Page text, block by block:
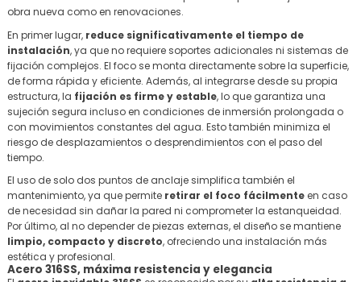
obra nueva como en renovaciones.
En primer lugar, reduce significativamente el tiempo de
instalación, ya que no requiere soportes adicionales ni sistemas de
fijación complejos. El foco se monta directamente sobre la superficie,
de forma rápida y eficiente. Además, al integrarse desde su propia
estructura, la fijación es firme y estable, lo que garantiza una
sujeción segura incluso en condiciones de inmersión prolongada o
con movimientos constantes del agua. Esto también minimiza el
riesgo de desplazamientos o desprendimientos con el paso del
tiempo.
El uso de solo dos puntos de anclaje simplifica también el
mantenimiento, ya que permite retirar el foco fácilmente en caso
de necesidad sin dañar la pared ni comprometer la estanqueidad.
Por último, al no depender de piezas externas, el diseño se mantiene
limpio, compacto y discreto, ofreciendo una instalación más
estética y profesional.
Acero 316SS, máxima resistencia y elegancia